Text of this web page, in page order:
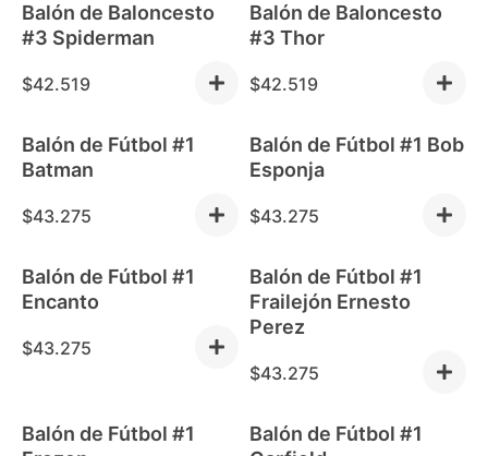
Balón de Baloncesto
#3 Spiderman
$42.519
Balón de Baloncesto
#3 Thor
$42.519
Out of stock
Balón de Fútbol #1
Batman
$43.275
Out of stock
Balón de Fútbol #1 Bob
Esponja
$43.275
Out of stock
Balón de Fútbol #1
Encanto
$43.275
Out of stock
Balón de Fútbol #1
Frailejón Ernesto
Perez
$43.275
Out of stock
Balón de Fútbol #1
Out of stock
Balón de Fútbol #1